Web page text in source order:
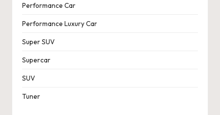
Performance Car
Performance Luxury Car
Super SUV
Supercar
SUV
Tuner